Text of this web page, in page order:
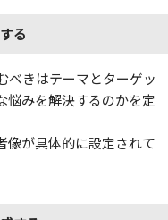
る
べきはテーマとターゲッ
悩みを解決するのかを定
像が具体的に設定されて